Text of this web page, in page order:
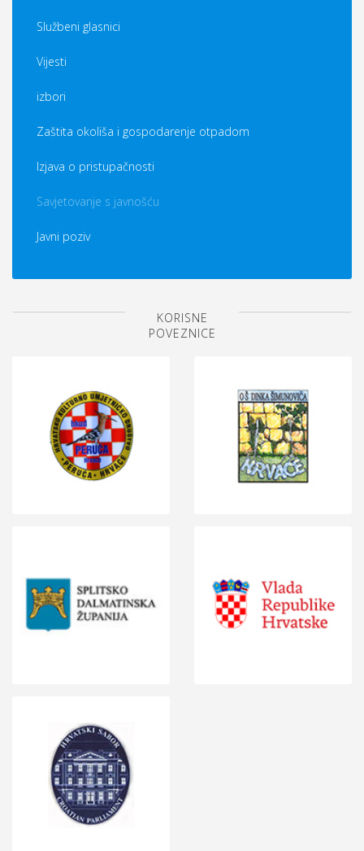
Službeni glasnici
Vijesti
izbori
Zaštita okoliša i gospodarenje otpadom
Izjava o pristupačnosti
Savjetovanje s javnošću
Javni poziv
KORISNE
POVEZNICE